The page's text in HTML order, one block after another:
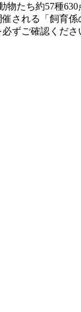
たち約57種630
される「飼育
ずご確認くださ